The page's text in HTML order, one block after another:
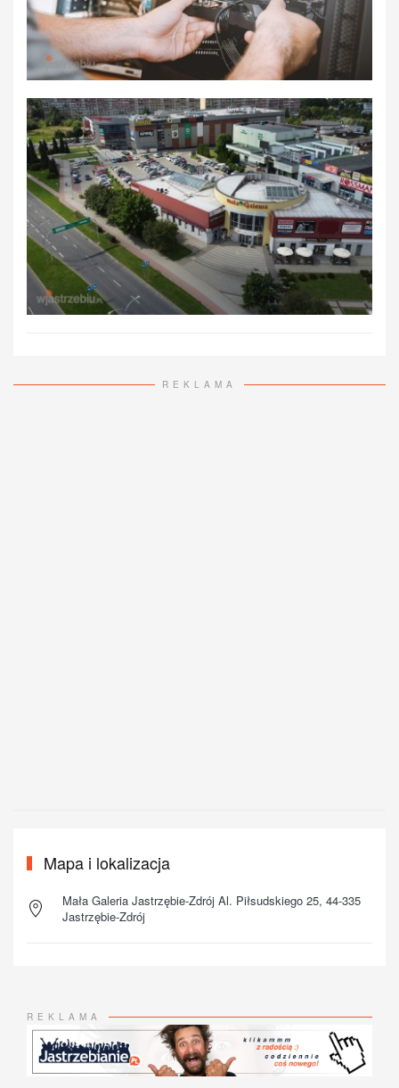
REKLAMA
Mapa i lokalizacja
Mała Galeria Jastrzębie-Zdrój Al. Piłsudskiego 25, 44-335
Jastrzębie-Zdrój
REKLAMA